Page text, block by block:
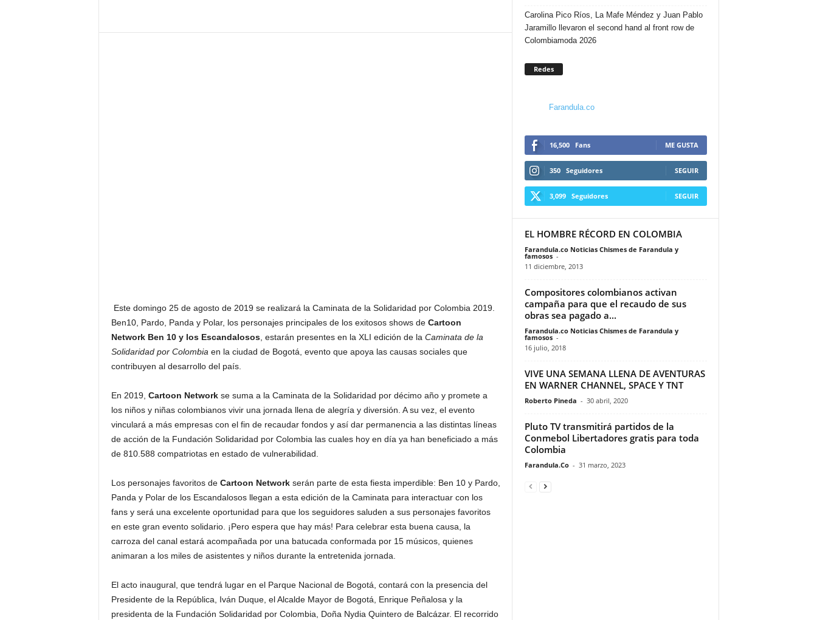
Este domingo 25 de agosto de 2019 se realizará la Caminata de la Solidaridad por Colombia 2019.
Ben10, Pardo, Panda y Polar, los personajes principales de los exitosos shows de Cartoon
Network Ben 10 y los Escandalosos, estarán presentes en la XLI edición de la Caminata de la
Solidaridad por Colombia en la ciudad de Bogotá, evento que apoya las causas sociales que
contribuyen al desarrollo del país.
En 2019, Cartoon Networkse suma a la Caminata de la Solidaridad por décimo año y promete a
los niños y niñas colombianos vivir una jornada llena de alegría y diversión. A su vez, el evento
vinculará a más empresas con el fin de recaudar fondos y así dar permanencia a las distintas líneas
de acción de la Fundación Solidaridad por Colombia las cuales hoy en día ya han beneficiado a más
de 810.588 compatriotas en estado de vulnerabilidad.
Los personajes favoritos de Cartoon Networkserán parte de esta fiesta imperdible: Ben 10 y Pardo,
Panda y Polar de los Escandalosos llegan a esta edición de la Caminata para interactuar con los
fans y será una excelente oportunidad para que los seguidores saluden a sus personajes favoritos
en este gran evento solidario. ¡Pero espera que hay más! Para celebrar esta buena causa, la
carroza del canal estará acompañada por una batucada conformada por 15 músicos, quienes
animaran a los miles de asistentes y niños durante la entretenida jornada.
El acto inaugural, que tendrá lugar en el Parque Nacional de Bogotá, contará con la presencia del
Presidente de la República, Iván Duque, el Alcalde Mayor de Bogotá, Enrique Peñalosa y la
presidenta de la Fundación Solidaridad por Colombia, Doña Nydia Quintero de Balcázar. El recorrido
Carolina Pico Ríos, La Mafe Méndez y Juan Pablo
Jaramillo llevaron el second hand al front row de
Colombiamoda 2026
Redes
Farandula.co
16,500 Fans ME GUSTA
350 Seguidores SEGUIR
3,099 Seguidores SEGUIR
EL HOMBRE RÉCORD EN COLOMBIA
Farandula.co Noticias Chismes de Farandula y
famosos -
11 diciembre, 2013
Compositores colombianos activan
campaña para que el recaudo de sus
obras sea pagado a...
Farandula.co Noticias Chismes de Farandula y
famosos -
16 julio, 2018
VIVE UNA SEMANA LLENA DE AVENTURAS
EN WARNER CHANNEL, SPACE Y TNT
Roberto Pineda - 30 abril, 2020
Pluto TV transmitirá partidos de la
Conmebol Libertadores gratis para toda
Colombia
Farandula.Co - 31 marzo, 2023